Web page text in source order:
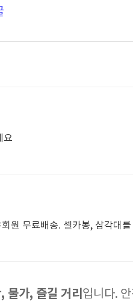
요
원 무료배송. 셀카봉, 삼각대
물가, 즐길 거리 입니다.